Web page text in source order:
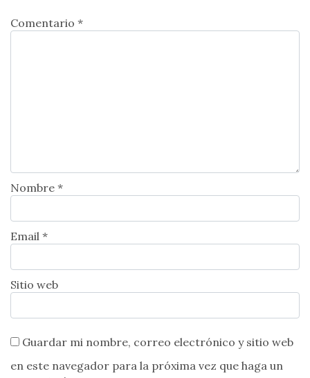
Comentario *
Nombre *
Email *
Sitio web
Guardar mi nombre, correo electrónico y sitio web
en este navegador para la próxima vez que haga un